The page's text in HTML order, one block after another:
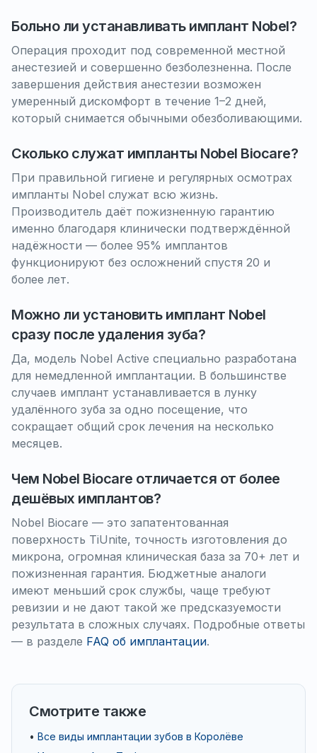
Больно ли устанавливать имплант Nobel?
Операция проходит под современной местной
анестезией и совершенно безболезненна. После
завершения действия анестезии возможен
умеренный дискомфорт в течение 1–2 дней,
который снимается обычными обезболивающими.
Сколько служат импланты Nobel Biocare?
При правильной гигиене и регулярных осмотрах
импланты Nobel служат всю жизнь.
Производитель даёт пожизненную гарантию
именно благодаря клинически подтверждённой
надёжности — более 95% имплантов
функционируют без осложнений спустя 20 и
более лет.
Можно ли установить имплант Nobel
сразу после удаления зуба?
Да, модель Nobel Active специально разработана
для немедленной имплантации. В большинстве
случаев имплант устанавливается в лунку
удалённого зуба за одно посещение, что
сокращает общий срок лечения на несколько
месяцев.
Чем Nobel Biocare отличается от более
дешёвых имплантов?
Nobel Biocare — это запатентованная
поверхность TiUnite, точность изготовления до
микрона, огромная клиническая база за 70+ лет и
пожизненная гарантия. Бюджетные аналоги
имеют меньший срок службы, чаще требуют
ревизии и не дают такой же предсказуемости
результата в сложных случаях. Подробные ответы
— в разделе FAQ об имплантации.
Смотрите также
• Все виды имплантации зубов в Королёве